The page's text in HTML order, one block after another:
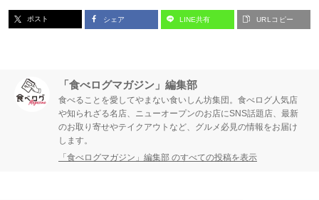
ジ ジ
ポスト シェア LINE共有 URLコピー
「食べログマガジン」編集部
食べることを愛してやまない食いしん坊集団。食べログ人気店
や知られざる名店、ニューオープンのお店にSNS話題店、最新
のお取り寄せやテイクアウトなど、グルメ必見の情報をお届け
します。
「食べログマガジン」編集部 のすべての投稿を表示